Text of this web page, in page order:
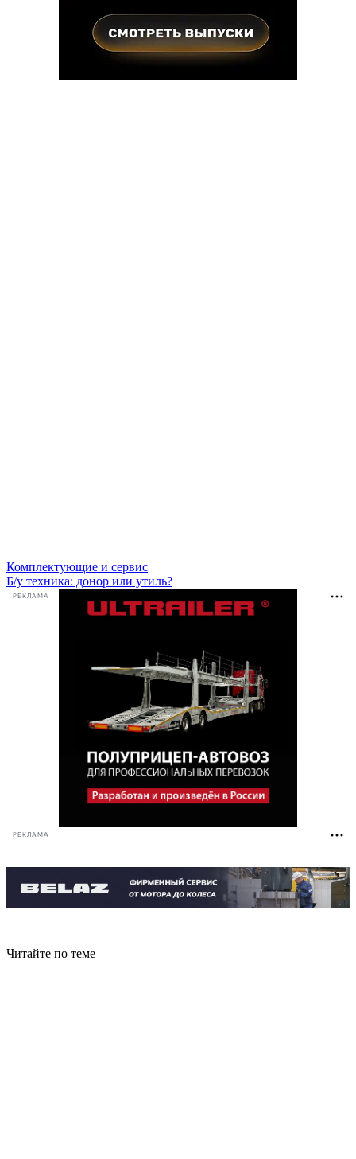
Комплектующие и сервис
Б/у техника: донор или утиль?
РЕКЛАМА
РЕКЛАМА
Читайте по теме